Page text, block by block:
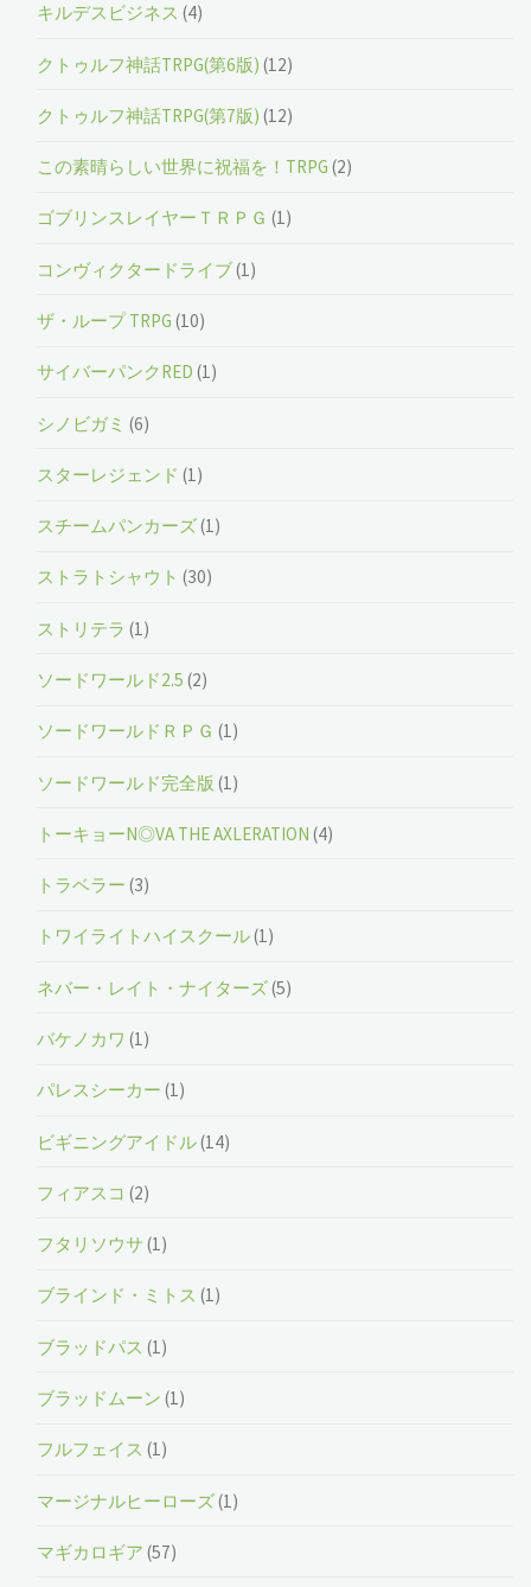
キルデスビジネス (4)
クトゥルフ神話TRPG(第6版) (12)
クトゥルフ神話TRPG(第7版) (12)
この素晴らしい世界に祝福を！TRPG (2)
ゴブリンスレイヤーＴＲＰＧ (1)
コンヴィクタードライブ(1)
ザ・ループ TRPG (10)
サイバーパンクRED (1)
シノビガミ (6)
スターレジェンド (1)
スチームパンカーズ(1)
ストラトシャウト (30)
ストリテラ (1)
ソードワールド2.5 (2)
ソードワールドＲＰＧ (1)
ソードワールド完全版 (1)
トーキョーN◎VA THE AXLERATION (4)
トラベラー (3)
トワイライトハイスクール(1)
ネバー・レイト・ナイターズ(5)
バケノカワ (1)
パレスシーカー (1)
ビギニングアイドル(14)
フィアスコ (2)
フタリソウサ (1)
ブラインド・ミトス (1)
ブラッドパス (1)
ブラッドムーン (1)
フルフェイス (1)
マージナルヒーローズ(1)
マギカロギア (57)